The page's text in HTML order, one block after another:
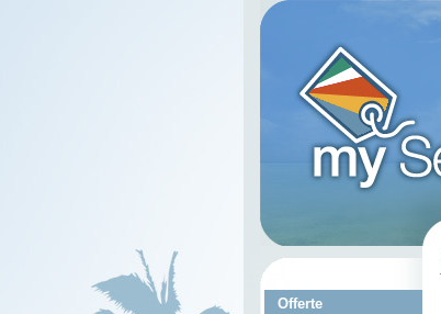
Offerte